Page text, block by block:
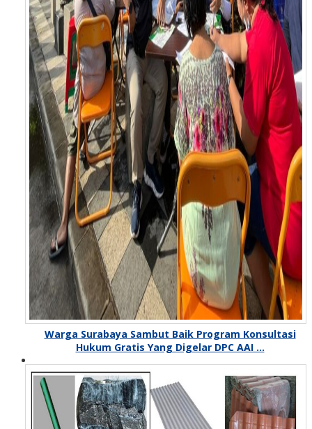
Warga Surabaya Sambut Baik Program Konsultasi
Hukum Gratis Yang Digelar DPC AAI …